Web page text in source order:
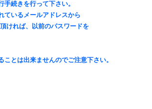
続きを行って下さい。
ているメールアドレスから
れば、以前のパスワードを
とは出来ませんのでご注意下さい。